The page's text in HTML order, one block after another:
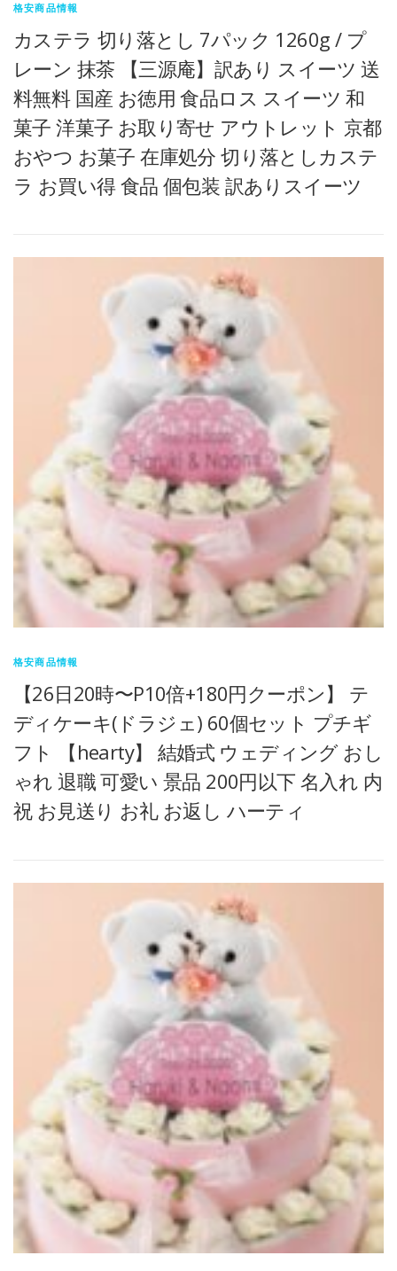
格安商品情報
カステラ 切り落とし 7パック 1260g / プ
レーン 抹茶 【三源庵】訳あり スイーツ 送
料無料 国産 お徳用 食品ロス スイーツ 和
菓子 洋菓子 お取り寄せ アウトレット 京都
おやつ お菓子 在庫処分 切り落としカステ
ラ お買い得 食品 個包装 訳ありスイーツ
格安商品情報
【26日20時〜P10倍+180円クーポン】 テ
ディケーキ(ドラジェ) 60個セット プチギ
フト 【hearty】 結婚式 ウェディング おし
ゃれ 退職 可愛い 景品 200円以下 名入れ 内
祝 お見送り お礼 お返し ハーティ